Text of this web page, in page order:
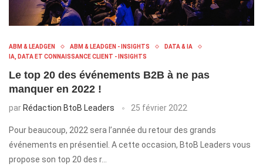
ABM & LEADGEN ABM & LEADGEN - INSIGHTS
DATA & IA
IA, DATA ET CONNAISSANCE CLIENT - INSIGHTS
Le top 20 des événements B2B à ne pas
manquer en 2022 !
par Rédaction BtoB Leaders 25 février 2022
Pour beaucoup, 2022 sera l’année du retour des grands
événements en présentiel. A cette occasion, BtoB Leaders vous
propose son top 20 des r…